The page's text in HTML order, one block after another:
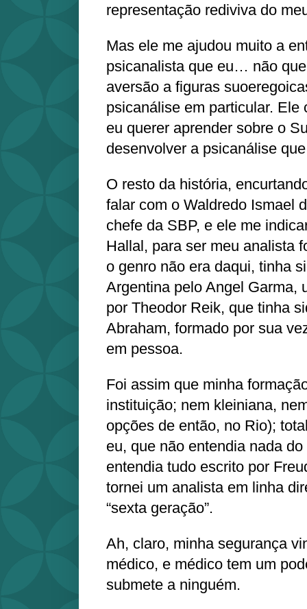
representação rediviva do
Mas ele me ajudou muito a
psicanalista que eu… não
aversão a figuras
psicanálise em particular. Ele
eu querer aprender sobre o
desenvolver a psicanálise
O resto da história,
falar com o Waldredo Ismael
chefe da SBP, e ele me
Hallal, para ser meu analista
o genro não era daqui, tinha
Argentina pelo Angel Garma,
por Theodor Reik, que tinha
Abraham, formado por sua
em pessoa.
Foi assim que minha
instituição; nem kleiniana,
opções de então, no Rio);
eu, que não entendia nada
entendia tudo escrito por
tornei um analista em linha
“sexta geração”.
Ah, claro, minha segurança
médico, e médico tem um
submete a ninguém.